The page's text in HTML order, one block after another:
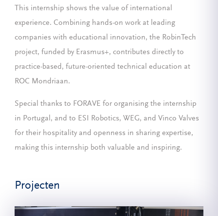
This internship shows the value of international
experience. Combining hands-on work at leading
companies with educational innovation, the RobinTech
project, funded by Erasmus+, contributes directly to
practice-based, future-oriented technical education at
ROC Mondriaan.
Special thanks to FORAVE for organising the internship
in Portugal, and to ESI Robotics, WEG, and Vinco Valves
for their hospitality and openness in sharing expertise,
making this internship both valuable and inspiring.
Projecten